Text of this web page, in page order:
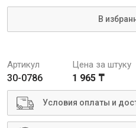
В
Артикул
30-0786
Цена за штуку
1 965 ₸
Условия оплаты и
Водоснабжение и